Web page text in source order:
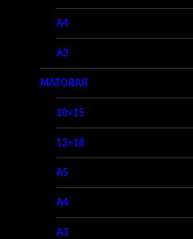
A4
A3
МАТОВАЯ
10×15
13×18
A5
A4
A3